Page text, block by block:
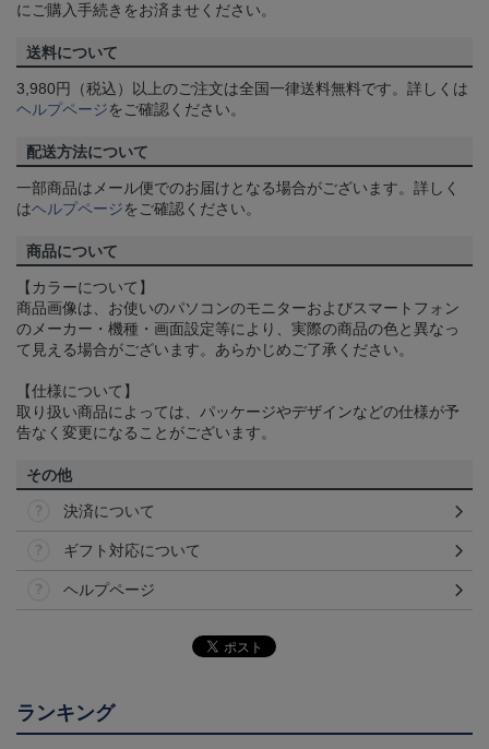
にご購入手続きをお済ませください。
送料について
3,980円（税込）以上のご注文は全国一律送料無料です。詳しくは
ヘルプページをご確認ください。
配送方法について
一部商品はメール便でのお届けとなる場合がございます。詳しく
はヘルプページをご確認ください。
商品について
【カラーについて】
商品画像は、お使いのパソコンのモニターおよびスマートフォン
のメーカー・機種・画面設定等により、実際の商品の色と異なっ
て見える場合がございます。あらかじめご了承ください。
【仕様について】
取り扱い商品によっては、パッケージやデザインなどの仕様が予
告なく変更になることがございます。
その他
決済について
ギフト対応について
ヘルプページ
ランキング